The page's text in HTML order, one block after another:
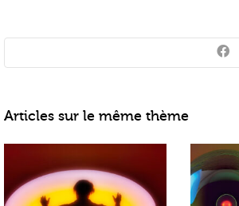
Articles sur le même thème